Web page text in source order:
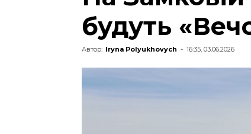
будуть
Автор: Iryna Polyukhovych - 16:35, 03.06.2026